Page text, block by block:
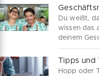
Monitor
einen
vermeiden
Du weißt,
wissen das
deinem
Grundstein
Hopp oder